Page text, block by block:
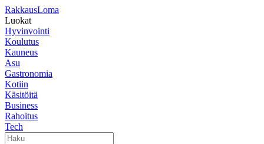
RakkausLoma
Luokat
Hyvinvointi
Koulutus
Kauneus
Asu
Gastronomia
Kotiin
Käsitöitä
Business
Rahoitus
Tech